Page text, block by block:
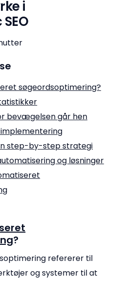
i
søgeordsoptimering?
bevægelsen går hen
step-by-step strategi
og løsninger
?
refererer til
og systemer til at